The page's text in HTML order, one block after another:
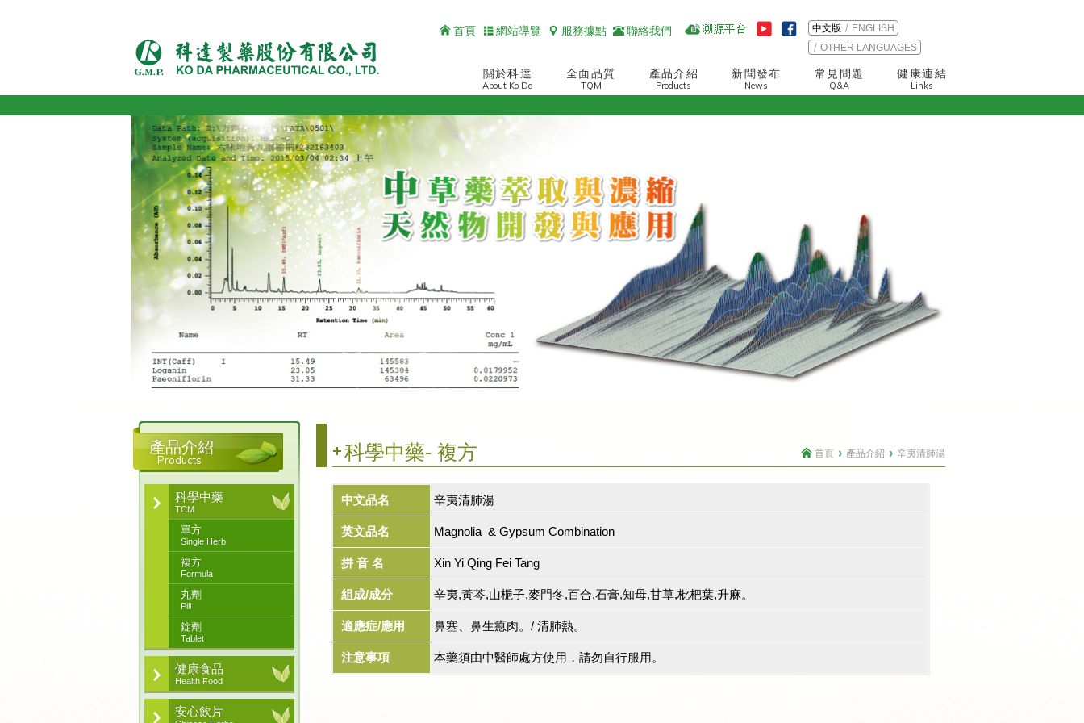
首頁 網站導覽 服務據點 聯絡我們 中文版
ENGLISH
OTHER LANGUAGES
關於科達
About Ko Da
全面品質
TQM
產品介紹
Products
新聞發布
News
常見問題
Q&A
健康連結
Links
科學中藥- 複方 首頁 產品介紹 辛夷清肺湯
中文品名 辛夷清肺湯
英文品名 Magnolia & Gypsum Combination
拼 音 名 Xin Yi Qing Fei Tang
組成/成分 辛夷,黃芩,山梔子,麥門冬,百合,石膏,知母,甘草,枇杷葉,升麻。
適應症/應用 鼻塞、鼻生瘜肉。/ 清肺熱。
注意事項 本藥須由中醫師處方使用，請勿自行服用。
產品介紹
Products
科學中藥
TCM
單方
Single Herb
複方
Formula
丸劑
Pill
錠劑
Tablet
健康食品
Health Food
安心飲片